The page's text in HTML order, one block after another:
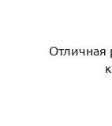
Отличная